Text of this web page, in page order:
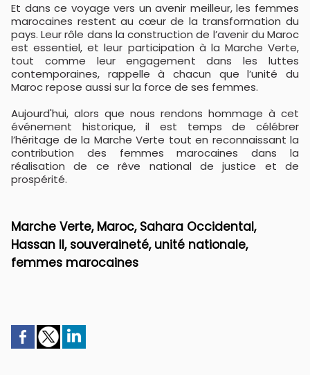
Et dans ce voyage vers un avenir meilleur, les femmes
marocaines restent au cœur de la transformation du
pays. Leur rôle dans la construction de l’avenir du Maroc
est essentiel, et leur participation à la Marche Verte,
tout comme leur engagement dans les luttes
contemporaines, rappelle à chacun que l’unité du
Maroc repose aussi sur la force de ses femmes.
Aujourd'hui, alors que nous rendons hommage à cet
événement historique, il est temps de célébrer
l’héritage de la Marche Verte tout en reconnaissant la
contribution des femmes marocaines dans la
réalisation de ce rêve national de justice et de
prospérité.
Marche Verte, Maroc, Sahara Occidental,
Hassan II, souveraineté, unité nationale,
femmes marocaines